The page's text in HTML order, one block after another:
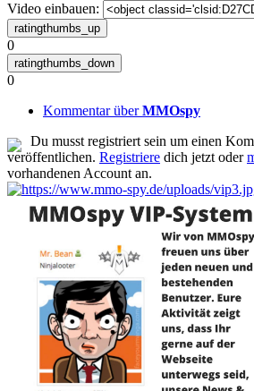
Video einbauen:
0
0
Kommentar überMMOspy
Du musst registriert sein um einen
veröffentlichen. Registriere dich jetzt oder
vorhandenen Account an.